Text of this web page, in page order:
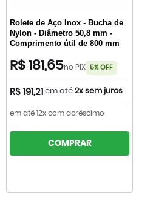
Rolete de Aço Inox - Bucha de
Nylon - Diâmetro 50,8 mm -
Comprimento útil de 800 mm
R$ 181,65no PIX 5% OFF
R$ 191,21 em até 2x sem juros
em até 12x com acréscimo
COMPRAR